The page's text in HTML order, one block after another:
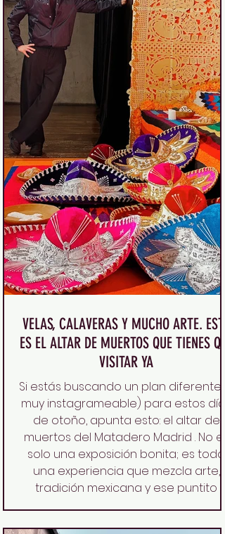
VELAS, CALAVERAS Y MUCHO ARTE. ESTE
ES EL ALTAR DE MUERTOS QUE TIENES QUE
VISITAR YA
Si estás buscando un plan diferente (y
muy instagrameable) para estos días
de otoño, apunta esto: el altar de
muertos del Matadero Madrid . No es
solo una exposición bonita; es toda
una experiencia que mezcla arte,
tradición mexicana y ese puntito